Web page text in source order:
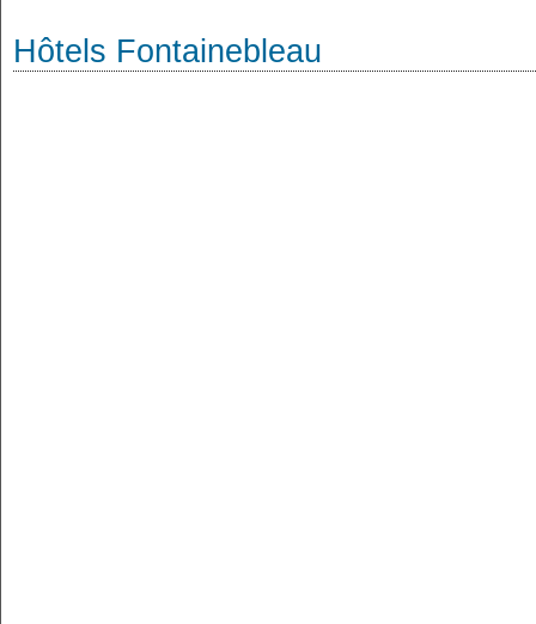
Hôtels Fontainebleau